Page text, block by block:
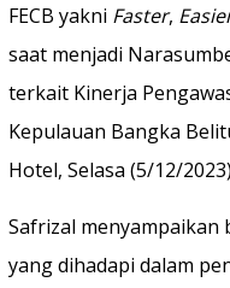
FECB yakni Faster,
saat menjadi
terkait Kinerja
Kepulauan Bangka
Hotel, Selasa (5/12/
Safrizal menyampaikan
yang dihadapi dalam